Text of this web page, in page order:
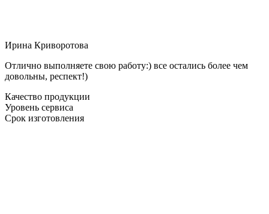
Ирина Криворотова
Отлично выполняете свою работу:) все остались более чем
довольны, респект!)
Качество продукции
Уровень сервиса
Срок изготовления